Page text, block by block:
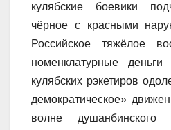
кулябские боевики
чёрное с красными
Российское тяжёлое
номенклатурные
кулябских рэкетиров
демократическое»
волне душанбинского